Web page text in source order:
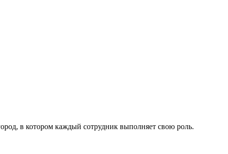
в котором каждый сотрудник выполняет свою роль.